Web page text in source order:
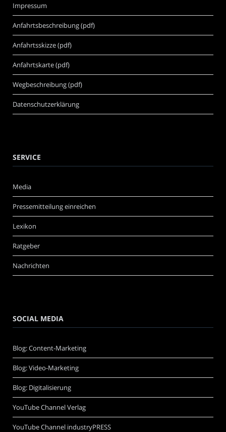
Impressum
Anfahrtsbeschreibung (pdf)
Anfahrtsskizze (pdf)
Anfahrtskarte (pdf)
Wegbeschreibung (pdf)
Datenschutzerklärung
SERVICE
Media
Pressemitteilung einreichen
Lexikon
Ratgeber
Nachrichten
SOCIAL MEDIA
Blog: Content-Marketing
Blog: Video-Marketing
Blog: Digitalisierung
YouTube Channel Verlag
YouTube Channel industryPRESS